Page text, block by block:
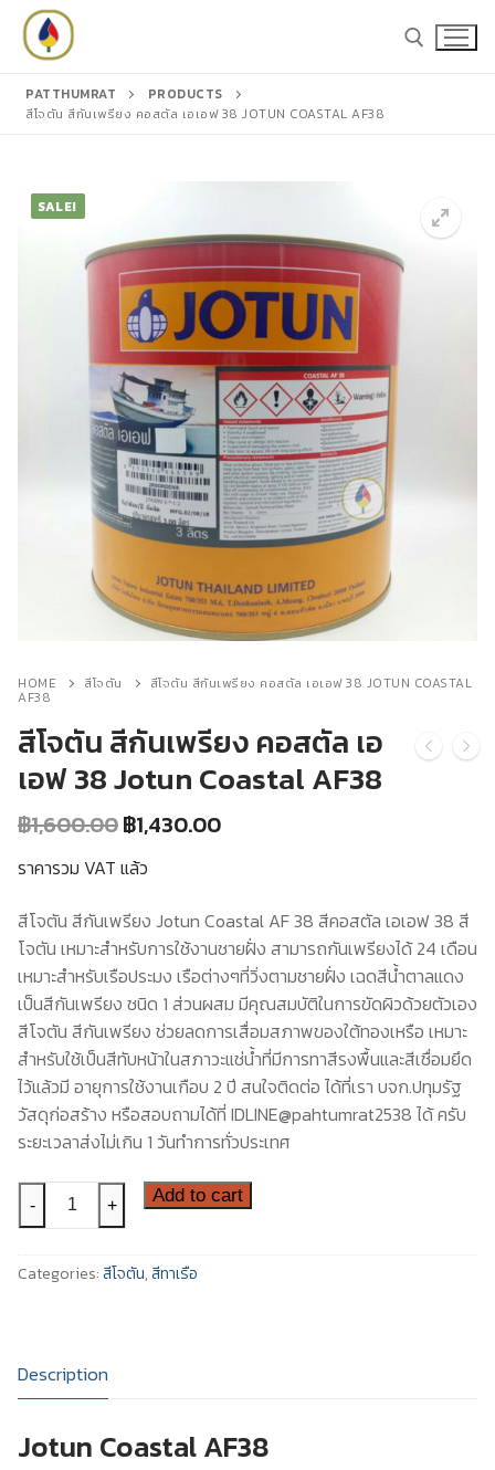
Skip
content
for:
สีชูโกกุ
สีโจตัน
สีอีนเตอร์เนชันแนล
สีทีโอเอ
แคตตาล็อก
PATTHUMRAT
PRODUCTS
สีโจตัน สีกันเพรียง คอสตัล เอเอฟ 38 JOTUN COASTAL AF38
SALE!
HOME สีโจตัน สีโจตัน สีกันเพรียง คอสตัล เอเอฟ 38 JOTUN COASTAL
AF38
สีโจตัน สีกันเพรียง คอสตัล เอ
เอฟ 38 Jotun Coastal AF38
฿1,600.00Original
price
was:
฿1,430.00Current
ราคารวม VAT แล้ว
สีโจตัน สีกันเพรียง Jotun Coastal AF 38 สีคอสตัล เอเอฟ 38 สี
โจตัน เหมาะสำหรับการใช้งานชายฝั่ง สามารถกันเพรียงได้ 24 เดือน
เหมาะสำหรับเรือประมง เรือต่างๆที่วิ่งตามชายฝั่ง เฉดสีน้ำตาลแดง
เป็นสีกันเพรียง ชนิด 1 ส่วนผสม มีคุณสมบัติในการขัดผิวด้วยตัวเอง
สีโจตัน สีกันเพรียง ช่วยลดการเสื่อมสภาพของใต้ทองเหรือ เหมาะ
สำหรับใช้เป็นสีทับหน้าในสภาวะแช่น้ำที่มีการทาสีรงพื้นและสีเชื่อมยึด
ไว้แล้วมี อายุการใช้งานเกือบ 2 ปี สนใจติดต่อ ได้ที่เรา บจก.ปทุมรัฐ
วัสดุก่อสร้าง หรือสอบถามได้ที่ IDLINE@pahtumrat2538 ได้ ครับ
ระยะเวลาส่งไม่เกิน 1 วันทำการทั่วประเทศ
สี
โจ
สีกัน
เอ
38
- + Add to cart
Categories:สีโจตัน,สีทาเรือ
Description
Jotun Coastal AF38